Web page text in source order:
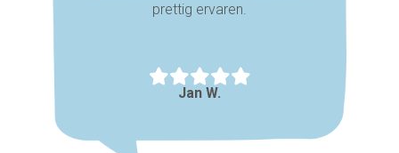
prettig ervaren.
Jan W.